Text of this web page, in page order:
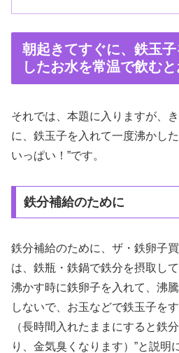
朝起きてすぐに、鉄玉
したお水を常温で飲むと
それでは、本題に入りますが、
に、鉄玉子を入れて一度沸かし
いっぱい！”です。
鉄分補給のために
鉄分補給のために、ザ・鉄卵子
は、鉄瓶・鉄鍋で鉄分を摂取し
沸かす時に鉄卵子を入れて、沸
しないで、お玉などで鉄玉子を
（長時間入れたままにすると鉄
り、金気臭くなります）”と説明